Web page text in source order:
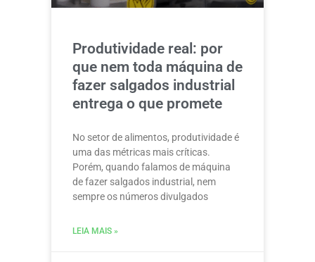
Produtividade real: por
que nem toda máquina de
fazer salgados industrial
entrega o que promete
No setor de alimentos, produtividade é
uma das métricas mais críticas.
Porém, quando falamos de máquina
de fazer salgados industrial, nem
sempre os números divulgados
LEIA MAIS »